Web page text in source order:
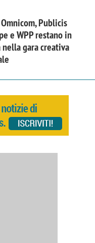
Publicis
e WPP restano in
nella gara creativa